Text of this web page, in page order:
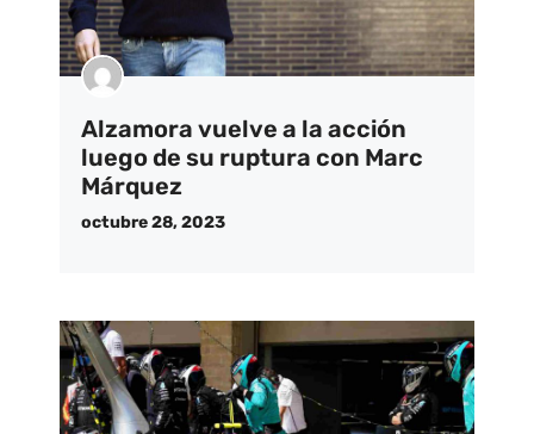
Alzamora vuelve a la acción
luego de su ruptura con Marc
Márquez
octubre 28, 2023